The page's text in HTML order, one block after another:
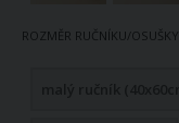
ROZMĚR RUČNÍKU/OSUŠKY